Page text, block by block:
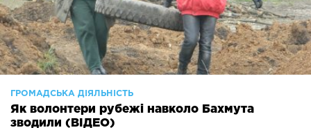
ГРОМАДСЬКА ДІЯЛЬНІСТЬ
Як волонтери рубежі навколо Бахмута
зводили (ВІДЕО)